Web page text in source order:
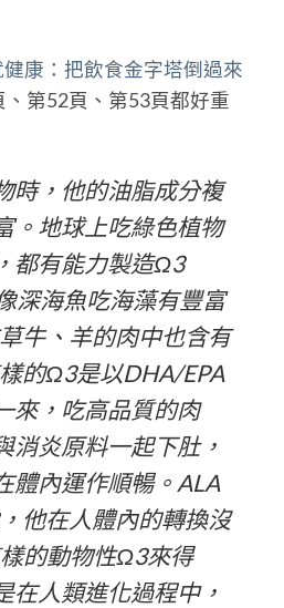
康：把飲食金字塔倒過來
、第52頁、第53頁都好重
時，他的油脂成分複
。地球上吃綠色植物
都有能力製造Ω3
深海魚吃海藻有豐富
牛、羊的肉中也含有
的Ω3是以DHA/EPA
來，吃高品質的肉
消炎原料一起下肚，
體內運作順暢。ALA
他在人體內的轉換沒
的動物性Ω3來得
在人類進化過程中，